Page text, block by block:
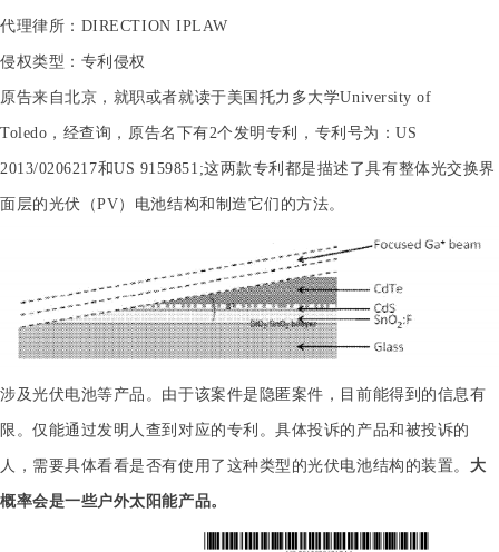
代理律所：DIRECTION IPLAW
侵权类型：专利侵权
原告来自北京，就职或者就读于美国托力多大学University of
Toledo，经查询，原告名下有2个发明专利，专利号为：US
2013/0206217和US 9159851;这两款专利都是描述了具有整体光交换界
面层的光伏（PV）电池结构和制造它们的方法。
涉及光伏电池等产品。由于该案件是隐匿案件，目前能得到的信息有
限。仅能通过发明人查到对应的专利。具体投诉的产品和被投诉的
人，需要具体看看是否有使用了这种类型的光伏电池结构的装置。 大
概率会是一些户外太阳能产品。